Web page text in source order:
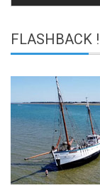
FLASHBACK !